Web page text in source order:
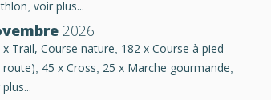
voir plus...
2026
x Trail, Course nature 182 x Course à pied
route) 45 x Cross 25 x Marche gourmande